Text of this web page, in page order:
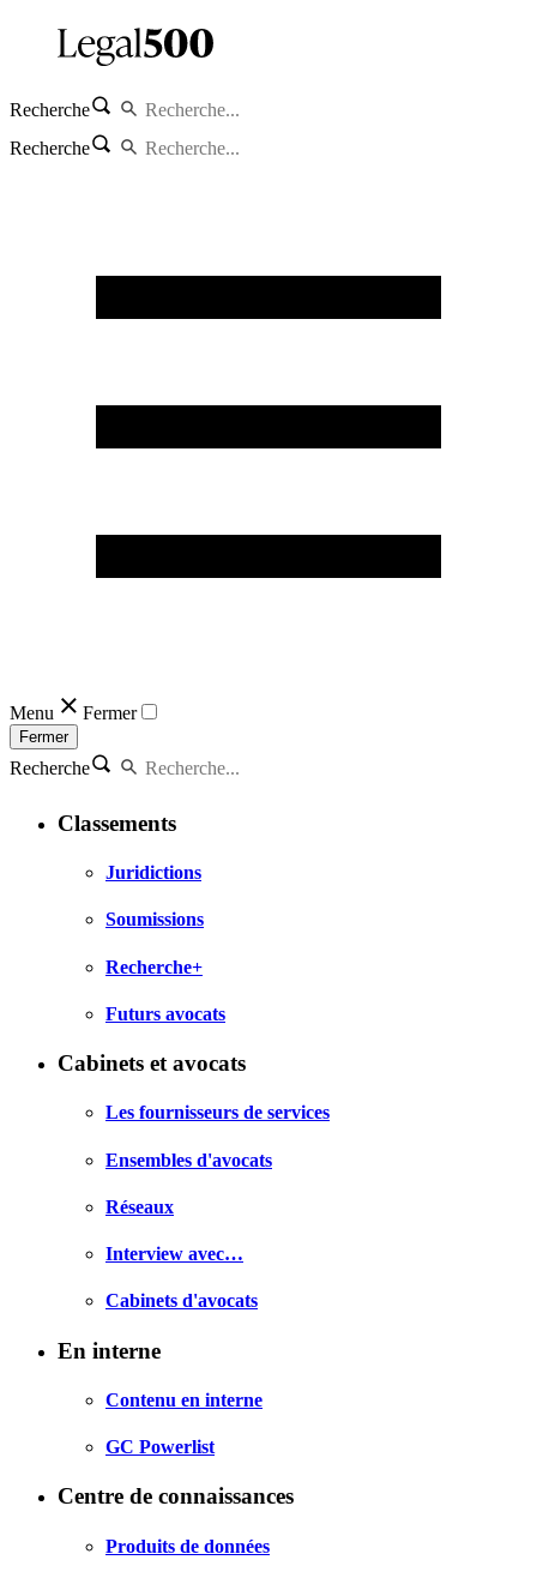
Recherche
Recherche
Menu Fermer
Fermer
Recherche
Classements
Juridictions
Soumissions
Recherche+
Futurs avocats
Cabinets et avocats
Les fournisseurs de services
Ensembles d'avocats
Réseaux
Interview avec…
Cabinets d'avocats
En interne
Contenu en interne
GC Powerlist
Centre de connaissances
Produits de données